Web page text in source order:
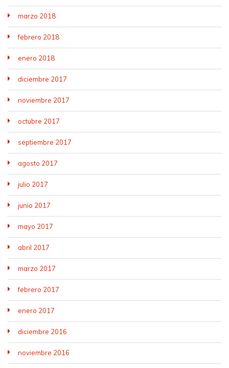
marzo 2018
febrero 2018
enero 2018
diciembre 2017
noviembre 2017
octubre 2017
septiembre 2017
agosto 2017
julio 2017
junio 2017
mayo 2017
abril 2017
marzo 2017
febrero 2017
enero 2017
diciembre 2016
noviembre 2016